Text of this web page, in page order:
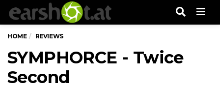
HOME REVIEWS
SYMPHORCE - Twice
Second